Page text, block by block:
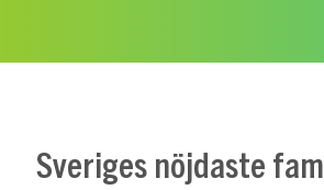
Sveriges nöjdaste